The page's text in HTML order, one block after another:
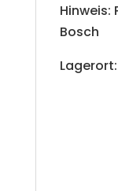
Hinweis:
Bosch